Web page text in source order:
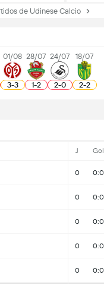
de Udinese Calcio
01/08
3-3
28/07
1-2
24/07
2-0
18/07
2-2
J Gol
0 0:0
0 0:0
0 0:0
0 0:0
0 0:0